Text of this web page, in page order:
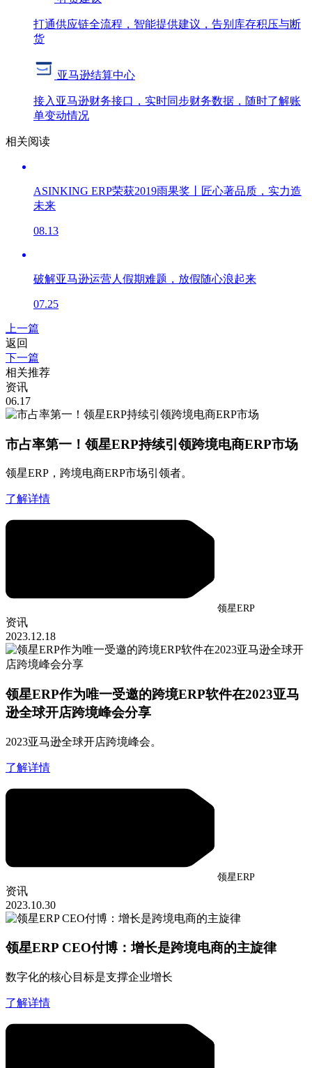
打通供应链全流程，智能提供建议，告别库存积压与断
货
亚马逊结算中心
接入亚马逊财务接口，实时同步财务数据，随时了解账
单变动情况
相关阅读
ASINKING ERP荣获2019雨果奖丨匠心著品质，实力造
未来
08.13
破解亚马逊运营人假期难题，放假随心浪起来
07.25
上一篇
返回
下一篇
相关推荐
资讯
06.17
市占率第一！领星ERP持续引领跨境电商ERP市场
领星ERP，跨境电商ERP市场引领者。
了解详情
领星ERP
资讯
2023.12.18
领星ERP作为唯一受邀的跨境ERP软件在2023亚马
逊全球开店跨境峰会分享
2023亚马逊全球开店跨境峰会。
了解详情
领星ERP
资讯
2023.10.30
领星ERP CEO付博：增长是跨境电商的主旋律
数字化的核心目标是支撑企业增长
了解详情